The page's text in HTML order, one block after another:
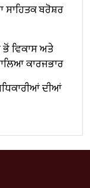
ਸਾਹਿਤਕ ਬਰੋਸ਼ਰ
ਵਿਕਾਸ ਅਤੇ
ਕਾਰਜਭਾਰ
ਦੀਆਂ